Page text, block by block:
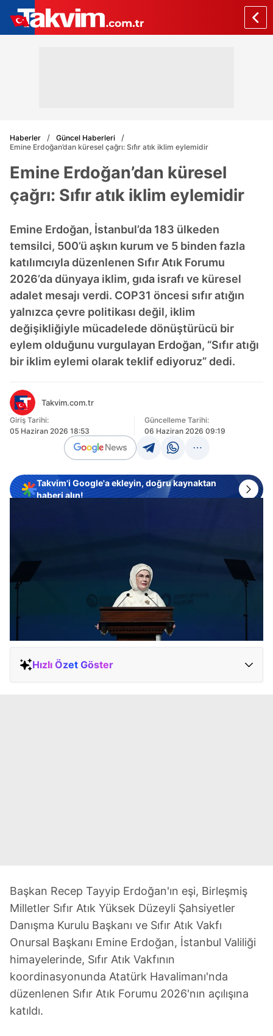
Haberler
Güncel Haberleri
Emine Erdoğan’dan küresel çağrı: Sıfır atık iklim eylemidir
Emine Erdoğan’dan küresel
çağrı: Sıfır atık iklim eylemidir
Emine Erdoğan, İstanbul’da 183 ülkeden
temsilci, 500’ü aşkın kurum ve 5 binden fazla
katılımcıyla düzenlenen Sıfır Atık Forumu
2026’da dünyaya iklim, gıda israfı ve küresel
adalet mesajı verdi. COP31 öncesi sıfır atığın
yalnızca çevre politikası değil, iklim
değişikliğiyle mücadelede dönüştürücü bir
eylem olduğunu vurgulayan Erdoğan, “Sıfır atığı
bir iklim eylemi olarak teklif ediyoruz” dedi.
Takvim.com.tr
Giriş Tarihi:
05 Haziran 2026 18:53
Güncelleme Tarihi:
06 Haziran 2026 09:19
Takvim'i Google'a ekleyin, doğru kaynaktan
haberi alın!
Hızlı Özet Göster
Başkan Recep Tayyip Erdoğan'ın eşi, Birleşmiş
Milletler Sıfır Atık Yüksek Düzeyli Şahsiyetler
Danışma Kurulu Başkanı ve Sıfır Atık Vakfı
Onursal Başkanı Emine Erdoğan, İstanbul Valiliği
himayelerinde, Sıfır Atık Vakfının
koordinasyonunda Atatürk Havalimanı'nda
düzenlenen Sıfır Atık Forumu 2026'nın açılışına
katıldı.